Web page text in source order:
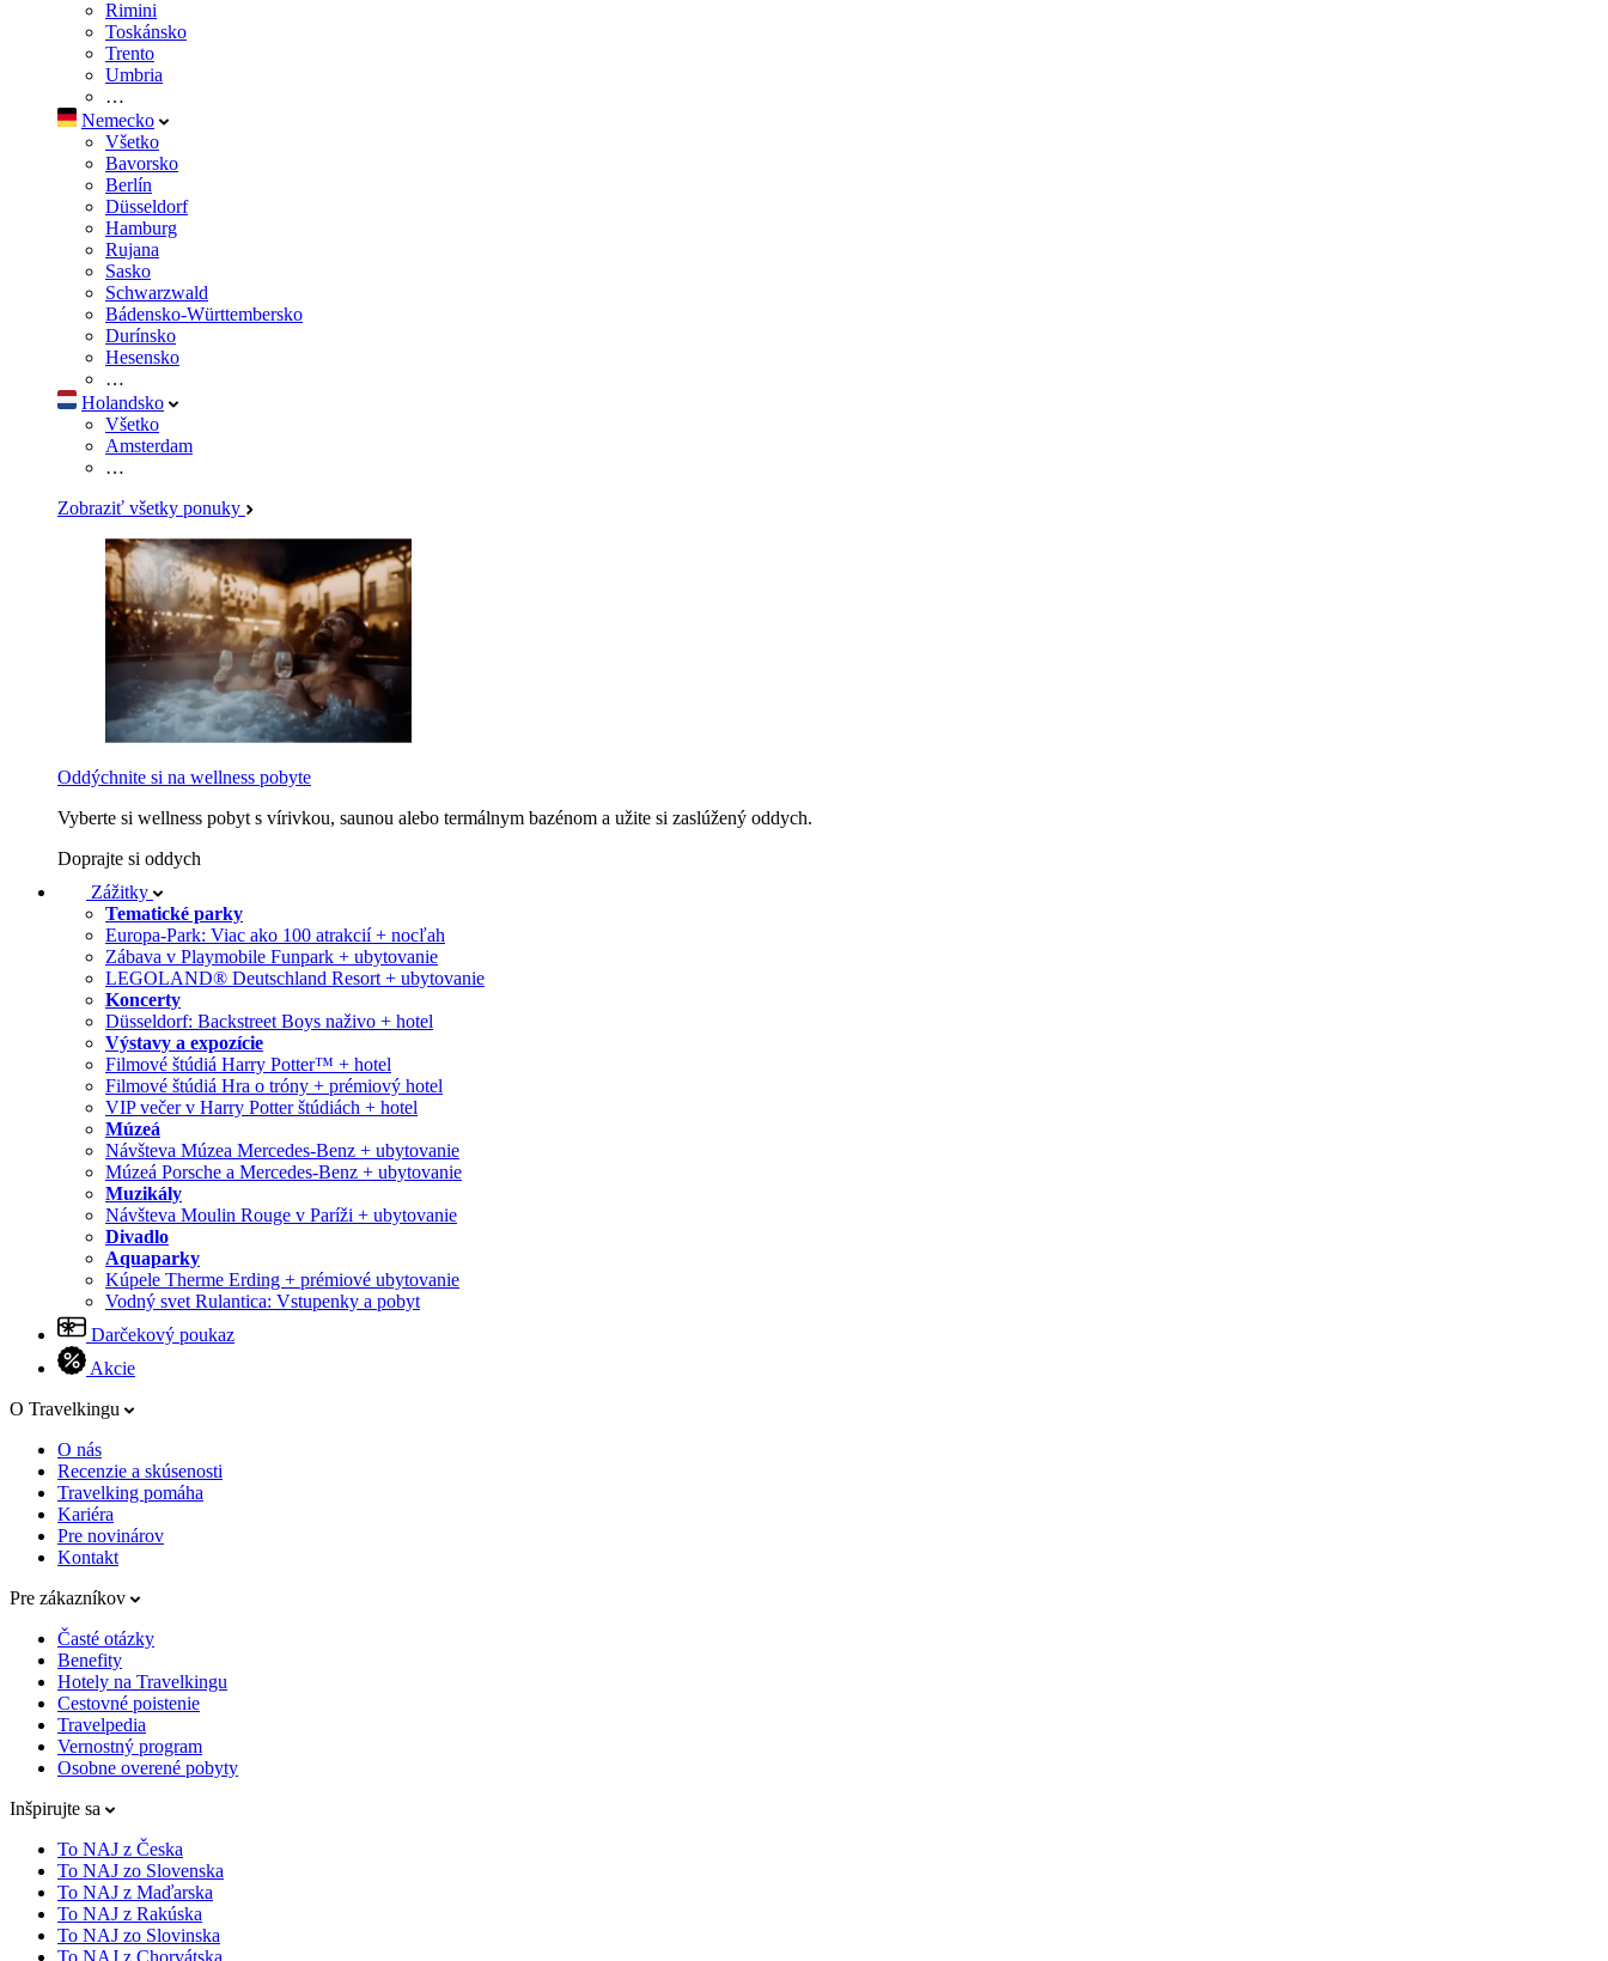
Rimini
Toskánsko
Trento
Umbria
…
Nemecko
Všetko
Bavorsko
Berlín
Düsseldorf
Hamburg
Rujana
Sasko
Schwarzwald
Bádensko-Württembersko
Durínsko
Hesensko
…
Holandsko
Všetko
Amsterdam
…
Zobraziť všetky ponuky
Oddýchnite si na wellness pobyte
Vyberte si wellness pobyt s vírivkou, saunou alebo termálnym bazénom a užite si zaslúžený oddych.
Doprajte si oddych
Zážitky
Tematické parky
Europa-Park: Viac ako 100 atrakcií + nocľah
Zábava v Playmobile Funpark + ubytovanie
LEGOLAND® Deutschland Resort + ubytovanie
Koncerty
Düsseldorf: Backstreet Boys naživo + hotel
Výstavy a expozície
Filmové štúdiá Harry Potter™ + hotel
Filmové štúdiá Hra o tróny + prémiový hotel
VIP večer v Harry Potter štúdiách + hotel
Múzeá
Návšteva Múzea Mercedes-Benz + ubytovanie
Múzeá Porsche a Mercedes-Benz + ubytovanie
Muzikály
Návšteva Moulin Rouge v Paríži + ubytovanie
Divadlo
Aquaparky
Kúpele Therme Erding + prémiové ubytovanie
Vodný svet Rulantica: Vstupenky a pobyt
Darčekový poukaz
Akcie
O Travelkingu
O nás
Recenzie a skúsenosti
Travelking pomáha
Kariéra
Pre novinárov
Kontakt
Pre zákazníkov
Časté otázky
Benefity
Hotely na Travelkingu
Cestovné poistenie
Travelpedia
Vernostný program
Osobne overené pobyty
Inšpirujte sa
To NAJ z Česka
To NAJ zo Slovenska
To NAJ z Maďarska
To NAJ z Rakúska
To NAJ zo Slovinska
To NAJ z Chorvátska